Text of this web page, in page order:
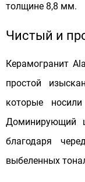
толщине 8,8 мм.
Чистый и
Керамогранит
простой
которые
Доминирующий
благодаря
выбеленных